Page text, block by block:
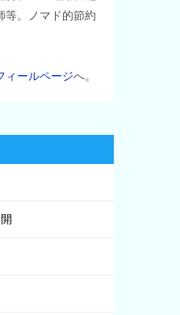
等。ノマド的節約
ィールページへ。